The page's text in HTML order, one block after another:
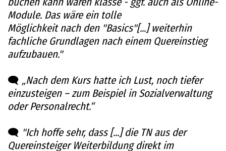
Module. Das wäre ein tolle
Möglichkeit nach den "Basics"[...] weiterhin
fachliche Grundlagen nach einem Quereinstieg
aufzubauen."
🗨️ „Nach dem Kurs hatte ich Lust, noch tiefer
einzusteigen – zum Beispiel in Sozialverwaltung
oder Personalrecht.“
🗨️ "Ich hoffe sehr, dass [...] die TN aus der
Quereinsteiger Weiterbildung direkt im